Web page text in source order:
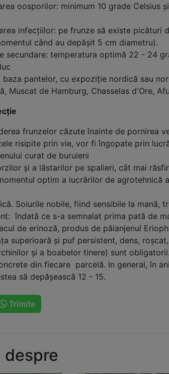
oosporilor: minimum 10 grade
infecţiilor: pe frunze să existe picături
când au depăşit 5 cm diametru).
secundare: temperatura optimă 22 - 24
baza pantelor, cu expoziţie nordică sau
Muscat de Hamburg, Chasselas d'Ore,
frunzelor căzute înainte de pornirea
risipite prin vie, vor fi îngopate prin
curat de buruieni
şi a lăstarilor pe spalieri, cât mai
optim a lucrărilor de agrotehnică
Soiurile nobile, fiind sensibile la
îndată ce s-a semnalat prima pată de
de erinoză, produs de păianjenul
superioară şi puf persistent, dens,
şi a boabelor tinere) sunt
din fiecare parcelă. In general, în
să depăşească 12 - 15.
Trimite
despre